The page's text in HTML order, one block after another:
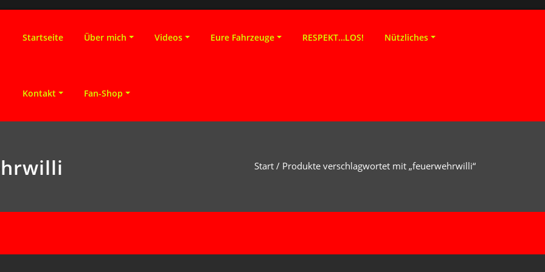
Startseite Über mich Videos Eure Fahrzeuge RESPEKT…LOS! Nützliches
Kontakt Fan-Shop
Start / Produkte verschlagwortet mit „feuerwehrwilli“